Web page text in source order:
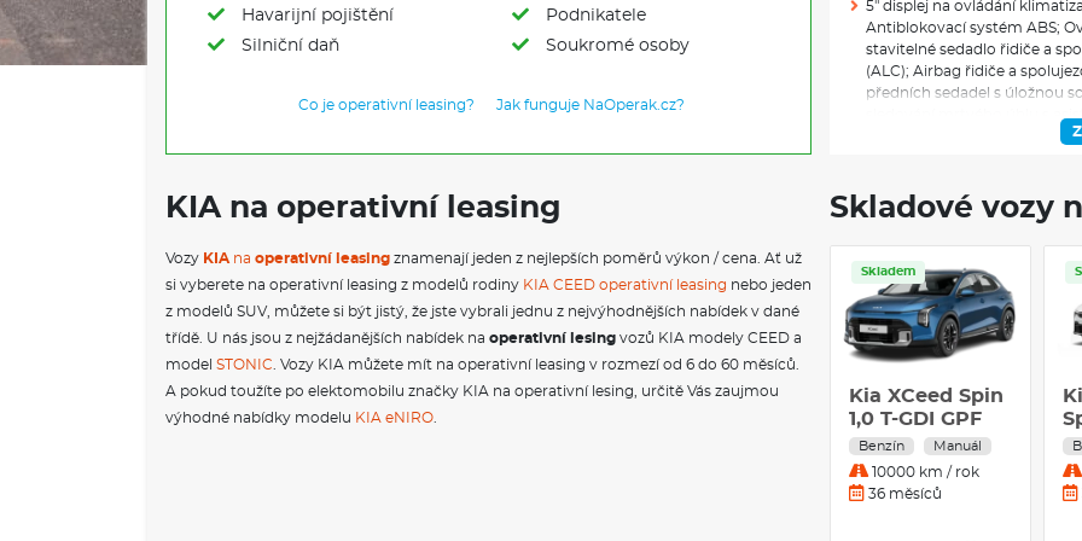
Havarijní pojištění
Silniční daň
Podnikatele
Soukromé osoby
Co je operativní leasing? Jak funguje NaOperak.cz?
5" displej na ovládání
Antiblokovací systém ABS;
stavitelné sedadlo řidiče a
(ALC); Airbag řidiče a
předních sedadel s úložnou
Bluetooth handsfree;
únavy řidiče (DAW); Asistent
klimatizace; Volič jízdních
Rozdělovač brzdného tlaku
zpětná zrcátka - vyhřívaná,
karoserie; Elektronická
stabilizační systém ESC;
auto/chodec/cyklista; Maska
pro rozjezd do kopce HAC;
pomocí kamery v interiéru
nezapnutých pásů;
dětské sedačky ISOFIX na
automatickým přepínáním
světlomety LED; Asistent
pro jízdu v pruzích (LKA);
KIA na operativní leasing
Vozy KIA na operativní leasing znamenají jeden z nejlepších poměrů výkon / cena. Ať už
si vyberete na operativní leasing z modelů rodiny KIA CEED operativní leasing nebo jeden
z modelů SUV, můžete si být jistý, že jste vybrali jednu z nejvýhodnějších nabídek v dané
třídě. U nás jsou z nejžádanějších nabídek na operativní lesing vozů KIA modely CEED a
model STONIC . Vozy KIA můžete mít na operativní leasing v rozmezí od 6 do 60 měsíců.
A pokud toužíte po elektomobilu značky KIA na operativní lesing, určitě Vás zaujmou
výhodné nabídky modelu KIA eNIRO
Skladové vozy
Skladem
Kia XCeed Spin
1,0 T-GDI GPF
Benzín Manuál
10000 km / rok
36 měsíců